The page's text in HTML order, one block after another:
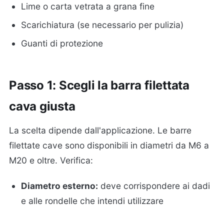
Lime o carta vetrata a grana fine
Scarichiatura (se necessario per pulizia)
Guanti di protezione
Passo 1: Scegli la barra filettata
cava giusta
La scelta dipende dall'applicazione. Le barre
filettate cave sono disponibili in diametri da M6 a
M20 e oltre. Verifica:
Diametro esterno: deve corrispondere ai dadi
e alle rondelle che intendi utilizzare